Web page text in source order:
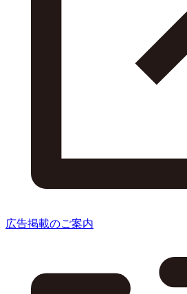
広告掲載のご案内